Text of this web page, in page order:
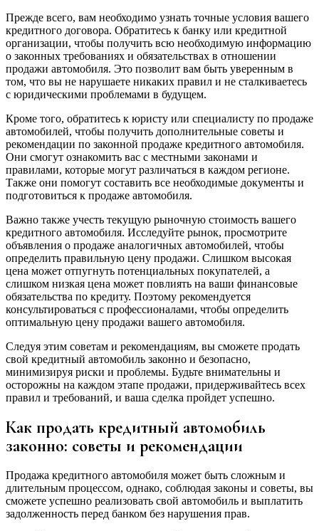
Прежде всего, вам необходимо узнать точные условия вашего
кредитного договора. Обратитесь к банку или кредитной
организации, чтобы получить всю необходимую информацию
о законных требованиях и обязательствах в отношении
продажи автомобиля. Это позволит вам быть уверенным в
том, что вы не нарушаете никаких правил и не сталкиваетесь
с юридическими проблемами в будущем.
Кроме того, обратитесь к юристу или специалисту по продаже
автомобилей, чтобы получить дополнительные советы и
рекомендации по законной продаже кредитного автомобиля.
Они смогут ознакомить вас с местными законами и
правилами, которые могут различаться в каждом регионе.
Также они помогут составить все необходимые документы и
подготовиться к продаже автомобиля.
Важно также учесть текущую рыночную стоимость вашего
кредитного автомобиля. Исследуйте рынок, просмотрите
объявления о продаже аналогичных автомобилей, чтобы
определить правильную цену продажи. Слишком высокая
цена может отпугнуть потенциальных покупателей, а
слишком низкая цена может повлиять на ваши финансовые
обязательства по кредиту. Поэтому рекомендуется
консультироваться с профессионалами, чтобы определить
оптимальную цену продажи вашего автомобиля.
Следуя этим советам и рекомендациям, вы сможете продать
свой кредитный автомобиль законно и безопасно,
минимизируя риски и проблемы. Будьте внимательны и
осторожны на каждом этапе продажи, придерживайтесь всех
правил и требований, и ваша сделка пройдет успешно.
Как продать кредитный автомобиль
законно: советы и рекомендации
Продажа кредитного автомобиля может быть сложным и
длительным процессом, однако, соблюдая законы и советы, вы
сможете успешно реализовать свой автомобиль и выплатить
задолженность перед банком без нарушения прав.